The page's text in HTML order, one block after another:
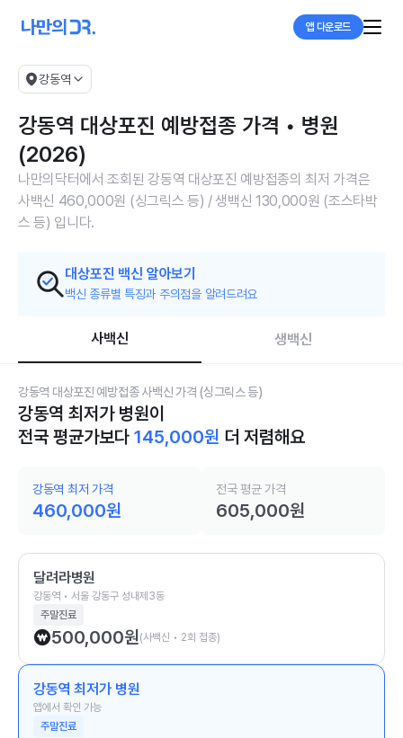
앱 다운로드
강동역
강동역 대상포진 예방접종 가격 • 병원
(2026)
나만의닥터에서 조회된 강동역 대상포진 예방접종의 최저 가격은
사백신 460,000원 (싱그릭스 등) / 생백신 130,000원 (조스타박
스 등) 입니다.
대상포진 백신 알아보기
백신 종류별 특징과 주의점을 알려드려요
사백신 생백신
강동역 대상포진 예방접종 사백신 가격 (싱그릭스 등)
강동역 최저가 병원이
전국 평균가보다 145,000원 더 저렴해요
강동역 최저 가격
460,000원
전국 평균 가격
605,000원
달려라병원
강동역 • 서울 강동구 성내제3동
주말진료
500,000원(사백신 • 2회 접종)
강동역 최저가 병원
앱에서 확인 가능
주말진료